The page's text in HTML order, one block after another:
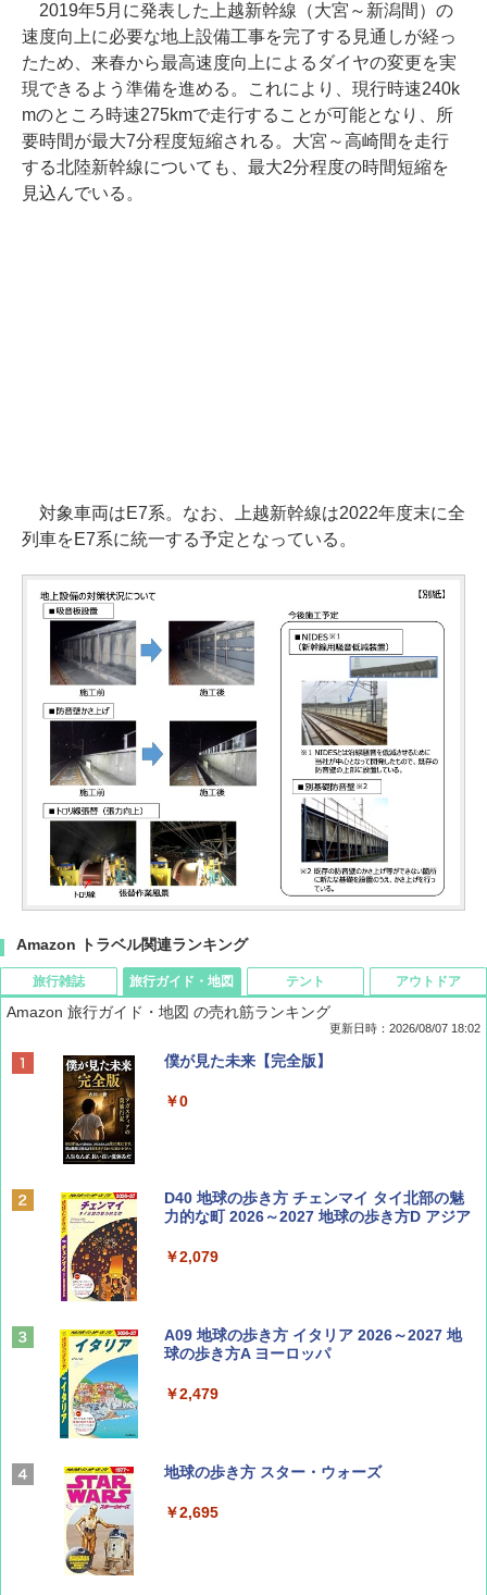
2019年5月に発表した上越新幹線（大宮～新潟間）の
速度向上に必要な地上設備工事を完了する見通しが経っ
たため、来春から最高速度向上によるダイヤの変更を実
現できるよう準備を進める。これにより、現行時速240k
mのところ時速275kmで走行することが可能となり、所
要時間が最大7分程度短縮される。大宮～高崎間を走行
する北陸新幹線についても、最大2分程度の時間短縮を
見込んでいる。
対象車両はE7系。なお、上越新幹線は2022年度末に全
列車をE7系に統一する予定となっている。
Amazon トラベル関連ランキング
旅行雑誌
ディズニーファン ２０２６年 ９月号 [雑
BE-PAL(ビ-パル) 2026年 9 月号【特別付録:
SOTO ミニマル"旅"財布 ランダム2種】
￥1,500
山と溪谷 2026年8月号「南アルプス大全」
Coyote No.89 特集 星野道夫 夢見る旅
￥1,540
旅行ガイド・地図
Amazon 旅行ガイド・地図 の売れ筋ランキング
更新日時：2026/08/07 18:02
僕が見た未来【完全版】
￥0
D40 地球の歩き方 チェンマイ タイ北部の魅
力的な町 2026～2027 地球の歩き方D アジア
￥2,079
A09 地球の歩き方 イタリア 2026～2027 地
球の歩き方A ヨーロッパ
￥2,479
地球の歩き方 スター・ウォーズ
￥2,695
テント アウトドア